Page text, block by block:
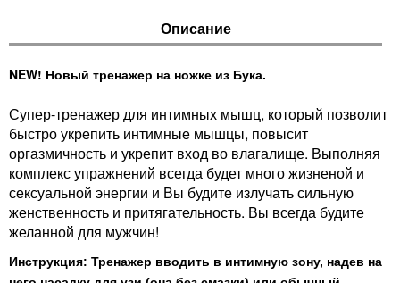
Описание
NEW! Новый тренажер на ножке из Бука.
Супер-тренажер для интимных мышц, который позволит
быстро укрепить интимные мышцы, повысит
оргазмичность и укрепит вход во влагалище. Выполняя
комплекс упражнений всегда будет много жизненой и
сексуальной энергии и Вы будите излучать сильную
женственность и притягательность. Вы всегда будите
желанной для мужчин!
Инструкция: Тренажер вводить в интимную зону, надев на